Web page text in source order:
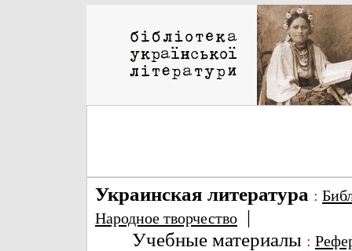
Украинская литература :
Народное творчество |
Учебные материалы :